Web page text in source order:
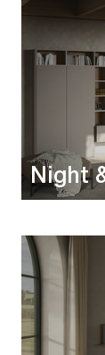
Night